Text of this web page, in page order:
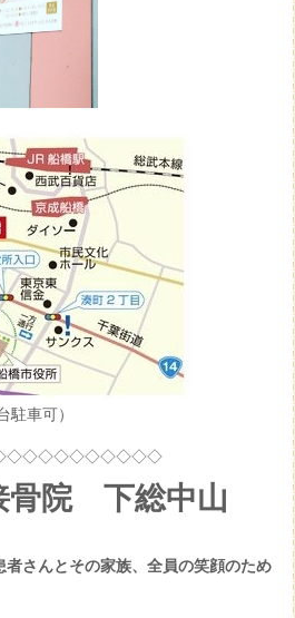
車可）
骨院 下総中山
者さんとその家族、全員の笑顔のため